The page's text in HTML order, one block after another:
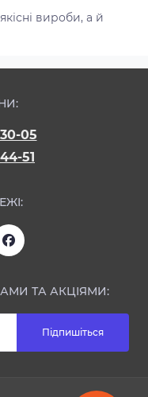
вироби, а й
05
51
ТА АКЦІЯМИ:
Підпишіться